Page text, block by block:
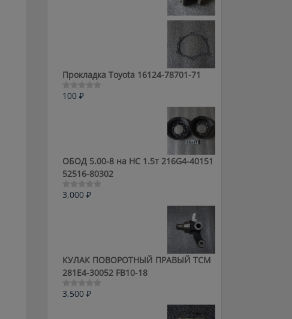
Прокладка Toyota 16124-78701-71
Оценка
100 ₽
ОБОД 5.00-8 на HC 1.5т 216G4-40151
52516-80302
Оценка
3,000 ₽
КУЛАК ПОВОРОТНЫЙ ПРАВЫЙ ТСМ
281E4-30052 FB10-18
Оценка
3,500 ₽